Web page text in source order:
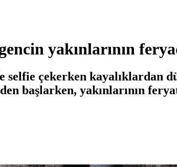
yakınlarının
çekerken kayalıklardan
başlarken, yakınlarının